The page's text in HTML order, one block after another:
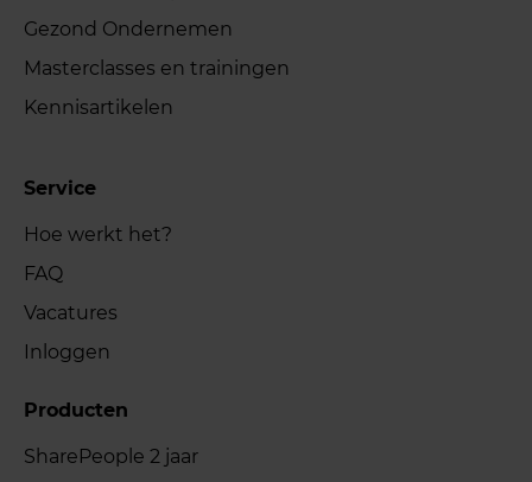
Gezond Ondernemen
Masterclasses en trainingen
Kennisartikelen
Service
Hoe werkt het?
FAQ
Vacatures
Inloggen
Producten
SharePeople 2 jaar